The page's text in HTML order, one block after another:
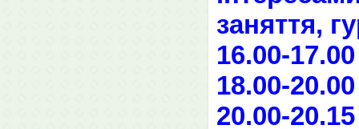
заняття,
16.00-
18.00-
20.00-